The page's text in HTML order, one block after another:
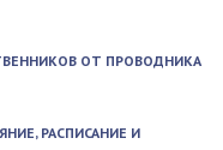
ОТ ПРОВОДНИКА
РАСПИСАНИЕ И